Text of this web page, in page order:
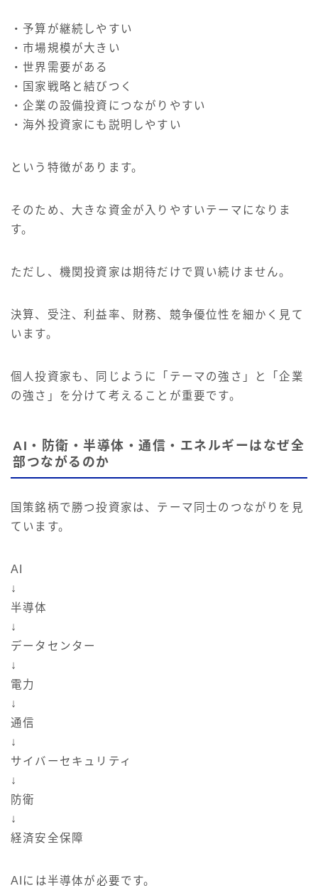
・予算が継続しやすい
・市場規模が大きい
・世界需要がある
・国家戦略と結びつく
・企業の設備投資につながりやすい
・海外投資家にも説明しやすい
という特徴があります。
そのため、大きな資金が入りやすいテーマになりま
す。
ただし、機関投資家は期待だけで買い続けません。
決算、受注、利益率、財務、競争優位性を細かく見て
います。
個人投資家も、同じように「テーマの強さ」と「企業
の強さ」を分けて考えることが重要です。
AI・防衛・半導体・通信・エネルギーはなぜ全
部つながるのか
国策銘柄で勝つ投資家は、テーマ同士のつながりを見
ています。
AI
↓
半導体
↓
データセンター
↓
電力
↓
通信
↓
サイバーセキュリティ
↓
防衛
↓
経済安全保障
AIには半導体が必要です。